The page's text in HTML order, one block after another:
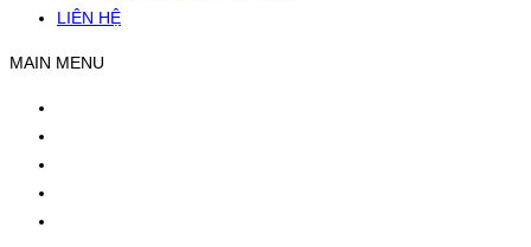
LIÊN HỆ
MAIN MENU